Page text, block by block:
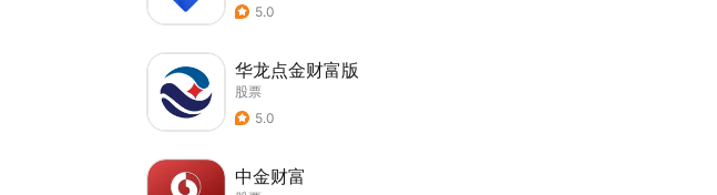
5.0
华龙点金财富版
股票
5.0
中金财富